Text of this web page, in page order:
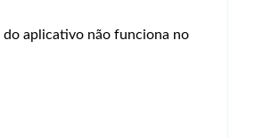
do aplicativo não funciona no